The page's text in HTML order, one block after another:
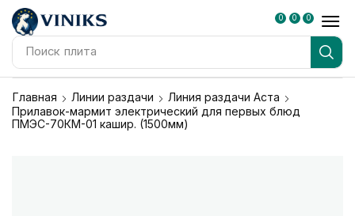
Поиск плита
0 0 0
Главная Линии раздачи
Линия раздачи Аста
Прилавок-мармит электрический для первых блюд
ПМЭС-70КМ-01 кашир. (1500мм)